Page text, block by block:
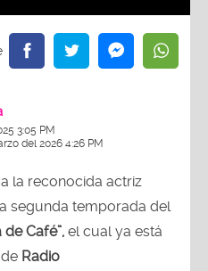
3:05 PM
del 2026 4:26 PM
la reconocida actriz
segunda temporada del
de Café”, el cual ya está
Radio